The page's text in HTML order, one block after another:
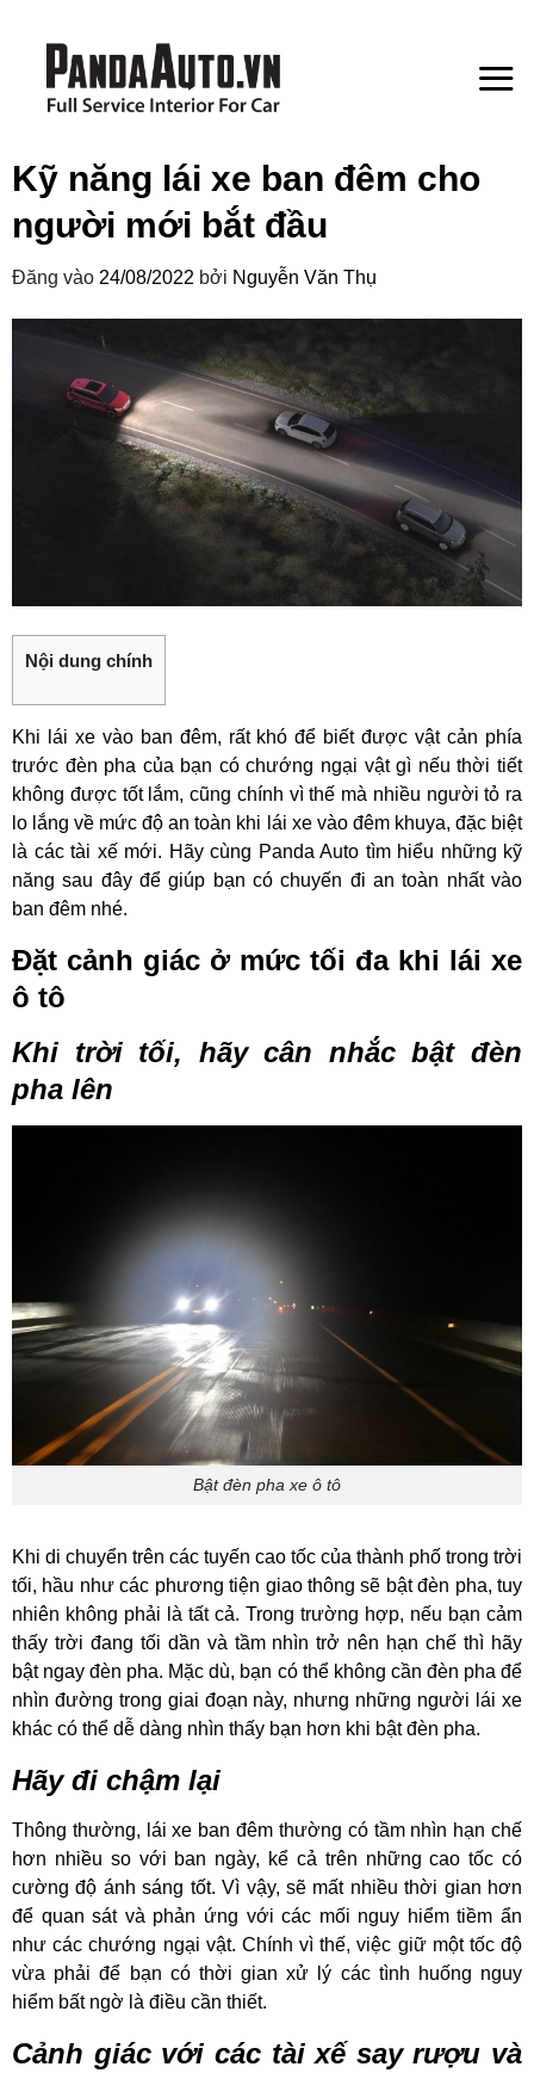
Kỹ năng lái xe ban đêm cho
người mới bắt đầu
Đăng vào 24/08/2022 bởi Nguyễn Văn Thụ
Nội dung chính
Khi lái xe vào ban đêm, rất khó để biết được vật cản phía
trước đèn pha của bạn có chướng ngại vật gì nếu thời tiết
không được tốt lắm, cũng chính vì thế mà nhiều người tỏ ra
lo lắng về mức độ an toàn khi lái xe vào đêm khuya, đặc biệt
là các tài xế mới. Hãy cùng Panda Auto tìm hiểu những kỹ
năng sau đây để giúp bạn có chuyến đi an toàn nhất vào
ban đêm nhé.
Đặt cảnh giác ở mức tối đa khi lái xe
ô tô
Khi trời tối, hãy cân nhắc bật đèn
pha lên
Bật đèn pha xe ô tô
Khi di chuyển trên các tuyến cao tốc của thành phố trong trời
tối, hầu như các phương tiện giao thông sẽ bật đèn pha, tuy
nhiên không phải là tất cả. Trong trường hợp, nếu bạn cảm
thấy trời đang tối dần và tầm nhìn trở nên hạn chế thì hãy
bật ngay đèn pha. Mặc dù, bạn có thể không cần đèn pha để
nhìn đường trong giai đoạn này, nhưng những người lái xe
khác có thể dễ dàng nhìn thấy bạn hơn khi bật đèn pha.
Hãy đi chậm lại
Thông thường, lái xe ban đêm thường có tầm nhìn hạn chế
hơn nhiều so với ban ngày, kể cả trên những cao tốc có
cường độ ánh sáng tốt. Vì vậy, sẽ mất nhiều thời gian hơn
để quan sát và phản ứng với các mối nguy hiểm tiềm ẩn
như các chướng ngại vật. Chính vì thế, việc giữ một tốc độ
vừa phải để bạn có thời gian xử lý các tình huống nguy
hiểm bất ngờ là điều cần thiết.
Cảnh giác với các tài xế say rượu và